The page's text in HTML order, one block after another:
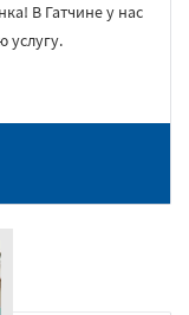
В Гатчине у нас
услугу.